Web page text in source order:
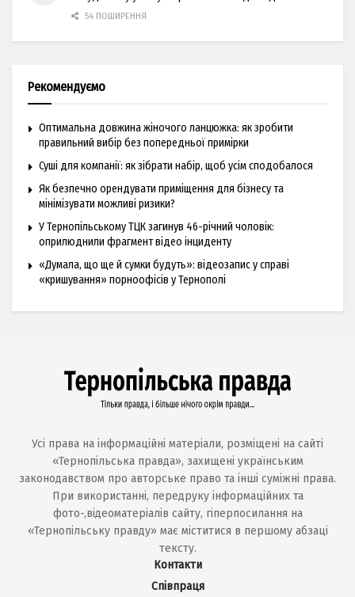
54 ПОШИРЕННЯ
Рекомендуємо
Оптимальна довжина жіночого ланцюжка: як зробити
правильний вибір без попередньої примірки
Суші для компанії: як зібрати набір, щоб усім сподобалося
Як безпечно орендувати приміщення для бізнесу та
мінімізувати можливі ризики?
У Тернопільському ТЦК загинув 46-річний чоловік:
оприлюднили фрагмент відео інциденту
«Думала, що ще й сумки будуть»: відеозапис у справі
«кришування» порноофісів у Тернополі
Усі права на інформаційні матеріали, розміщені на сайті
«Тернопільська правда», захищені українським
законодавством про авторське право та інші суміжні права.
При використанні, передруку інформаційних та
фото-,відеоматеріалів сайту, гіперпосилання на
«Тернопільську правду» має міститися в першому абзаці
тексту.
Контакти
Співпраця